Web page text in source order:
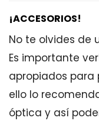
¡ACCESORIOS!
No te olvides de
Es importante
apropiados para
ello lo
óptica y así